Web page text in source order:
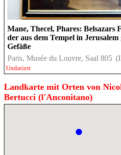
Mane, Thecel, Phares: Belsazars
der aus dem Tempel in
Gefäße
Paris, Musée du Louvre, Saal 805
Undatiert
Landkarte mit Orten von
Bertucci (l'Anconitano)